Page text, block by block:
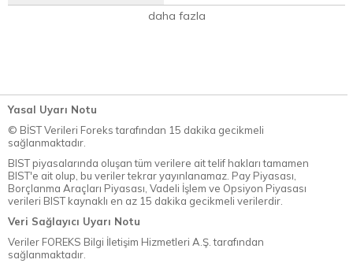
daha fazla
Yasal Uyarı Notu
© BİST Verileri Foreks tarafından 15 dakika gecikmeli
sağlanmaktadır.
BIST piyasalarında oluşan tüm verilere ait telif hakları tamamen
BIST'e ait olup, bu veriler tekrar yayınlanamaz. Pay Piyasası,
Borçlanma Araçları Piyasası, Vadeli İşlem ve Opsiyon Piyasası
verileri BIST kaynaklı en az 15 dakika gecikmeli verilerdir.
Veri Sağlayıcı Uyarı Notu
Veriler FOREKS Bilgi İletişim Hizmetleri A.Ş. tarafından
sağlanmaktadır.